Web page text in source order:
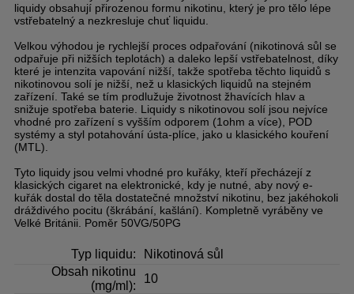
liquidy obsahují přirozenou formu nikotinu, který je pro tělo lépe
vstřebatelný a nezkresluje chuť liquidu.
Velkou výhodou je rychlejší proces odpařování (nikotinová sůl se
odpařuje při nižších teplotách) a daleko lepší vstřebatelnost, díky
které je intenzita vapování nižší, takže spotřeba těchto liquidů s
nikotinovou solí je nižší, než u klasických liquidů na stejném
zařízení. Také se tím prodlužuje životnost žhavících hlav a
snižuje spotřeba baterie. Liquidy s nikotinovou solí jsou nejvíce
vhodné pro zařízení s vyšším odporem (1ohm a více), POD
systémy a styl potahování ústa-plíce, jako u klasického kouření
(MTL).
Tyto liquidy jsou velmi vhodné pro kuřáky, kteří přecházejí z
klasických cigaret na elektronické, kdy je nutné, aby nový e-
kuřák dostal do těla dostatečné množství nikotinu, bez jakéhokoli
dráždivého pocitu (škrábání, kašlání). Kompletně vyráběny ve
Velké Británii. Poměr 50VG/50PG
Typ liquidu:
Nikotinová sůl
Obsah nikotinu
(mg/ml):
10